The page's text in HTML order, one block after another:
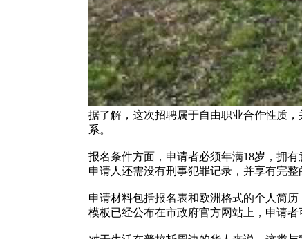
据了解，这次招聘属于自由职业合作性质
系。
报名条件方面，申请者必须年满18岁，拥
申请人还需没有刑事犯罪记录，并享有完整
申请材料包括报名表和欧洲格式的个人简
模板已经公布在市政府官方网站上，申请者